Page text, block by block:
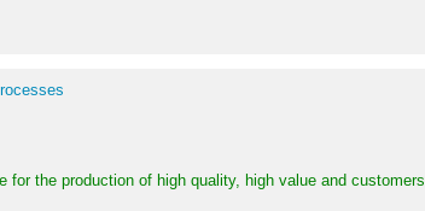
the production of high quality, high value and